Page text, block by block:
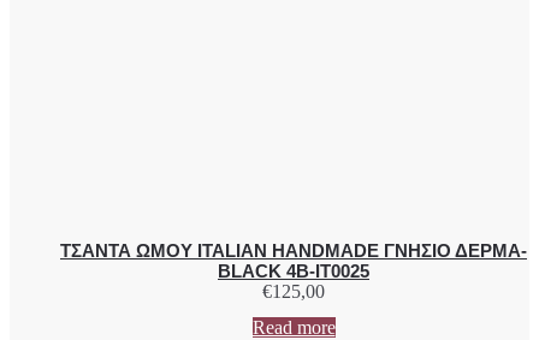
ΤΣΑΝΤΑ ΩΜΟΥ ITALIAN HANDMADE ΓΝΗΣΙΟ ΔΕΡΜΑ-
BLACK 4B-IT0025
€125,00
Read more